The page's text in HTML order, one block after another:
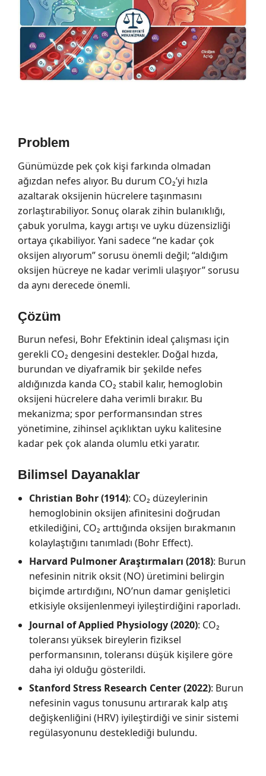
Problem
Günümüzde pek çok kişi farkında olmadan
ağızdan nefes alıyor. Bu durum CO₂’yi hızla
azaltarak oksijenin hücrelere taşınmasını
zorlaştırabiliyor. Sonuç olarak zihin bulanıklığı,
çabuk yorulma, kaygı artışı ve uyku düzensizliği
ortaya çıkabiliyor. Yani sadece “ne kadar çok
oksijen alıyorum” sorusu önemli değil; “aldığım
oksijen hücreye ne kadar verimli ulaşıyor” sorusu
da aynı derecede önemli.
Çözüm
Burun nefesi, Bohr Efektinin ideal çalışması için
gerekli CO₂ dengesini destekler. Doğal hızda,
burundan ve diyaframik bir şekilde nefes
aldığınızda kanda CO₂ stabil kalır, hemoglobin
oksijeni hücrelere daha verimli bırakır. Bu
mekanizma; spor performansından stres
yönetimine, zihinsel açıklıktan uyku kalitesine
kadar pek çok alanda olumlu etki yaratır.
Bilimsel Dayanaklar
Christian Bohr (1914): CO₂ düzeylerinin
hemoglobinin oksijen afinitesini doğrudan
etkilediğini, CO₂ arttığında oksijen bırakmanın
kolaylaştığını tanımladı (Bohr Effect).
Harvard Pulmoner Araştırmaları (2018): Burun
nefesinin nitrik oksit (NO) üretimini belirgin
biçimde artırdığını, NO’nun damar genişletici
etkisiyle oksijenlenmeyi iyileştirdiğini raporladı.
Journal of Applied Physiology (2020): CO₂
toleransı yüksek bireylerin fiziksel
performansının, toleransı düşük kişilere göre
daha iyi olduğu gösterildi.
Stanford Stress Research Center (2022): Burun
nefesinin vagus tonusunu artırarak kalp atış
değişkenliğini (HRV) iyileştirdiği ve sinir sistemi
regülasyonunu desteklediği bulundu.